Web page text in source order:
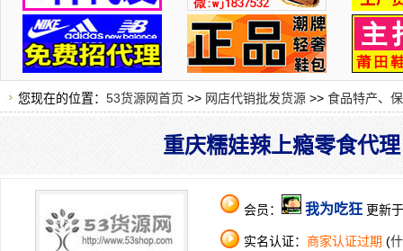
您现在的位置： 53货源网首页 >> 网店代销批发货源 >> 食品特产、
重庆糯娃辣上瘾零食代
会员： 我为吃狂 更新
实名认证： 商家认证过期 (